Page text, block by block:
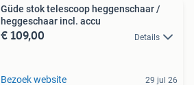
Güde stok telescoop heggenschaar /
heggeschaar incl. accu
€ 109,00 Details
Bezoek website 29 jul 26